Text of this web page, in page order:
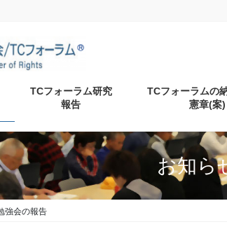
TCフォーラム研究
報告
TCフォーラムの
憲章(案)
お知ら
強会の報告